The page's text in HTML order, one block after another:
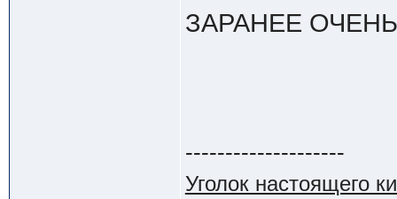
ЗАРАНЕЕ
--------------------
Уголок настоящего